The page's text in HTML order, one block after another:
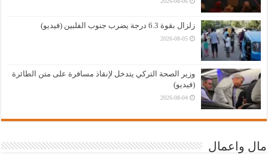
زلزال بقوة 6.3 درجة يضرب جنوب الفلبين (فيديو)
2026-08-05
وزير الصحة التركي يتدخل لإنقاذ مسافرة على متن الطائرة
(فيديو)
2026-08-04
مال واعمال